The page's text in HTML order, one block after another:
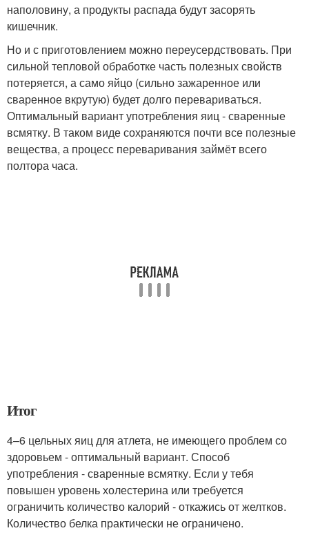
наполовину, а продукты распада будут засорять
кишечник.
Но и с приготовлением можно переусердствовать. При
сильной тепловой обработке часть полезных свойств
потеряется, а само яйцо (сильно зажаренное или
сваренное вкрутую) будет долго перевариваться.
Оптимальный вариант употребления яиц - сваренные
всмятку. В таком виде сохраняются почти все полезные
вещества, а процесс переваривания займёт всего
полтора часа.
Итог
4–6 цельных яиц для атлета, не имеющего проблем со
здоровьем - оптимальный вариант. Способ
употребления - сваренные всмятку. Если у тебя
повышен уровень холестерина или требуется
ограничить количество калорий - откажись от желтков.
Количество белка практически не ограничено.